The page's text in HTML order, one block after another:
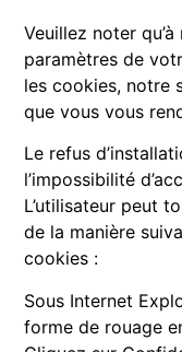
Veuillez noter
paramètres de
les cookies, notre
que vous vous
Le refus
l’impossibilité
L’utilisateur peut
de la manière
cookies :
Sous Internet
forme de rouage